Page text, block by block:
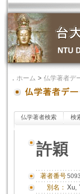
． ホーム > 仏学著者デ
仏学著者検索 検
許穎
著者番号
別名： Xu,